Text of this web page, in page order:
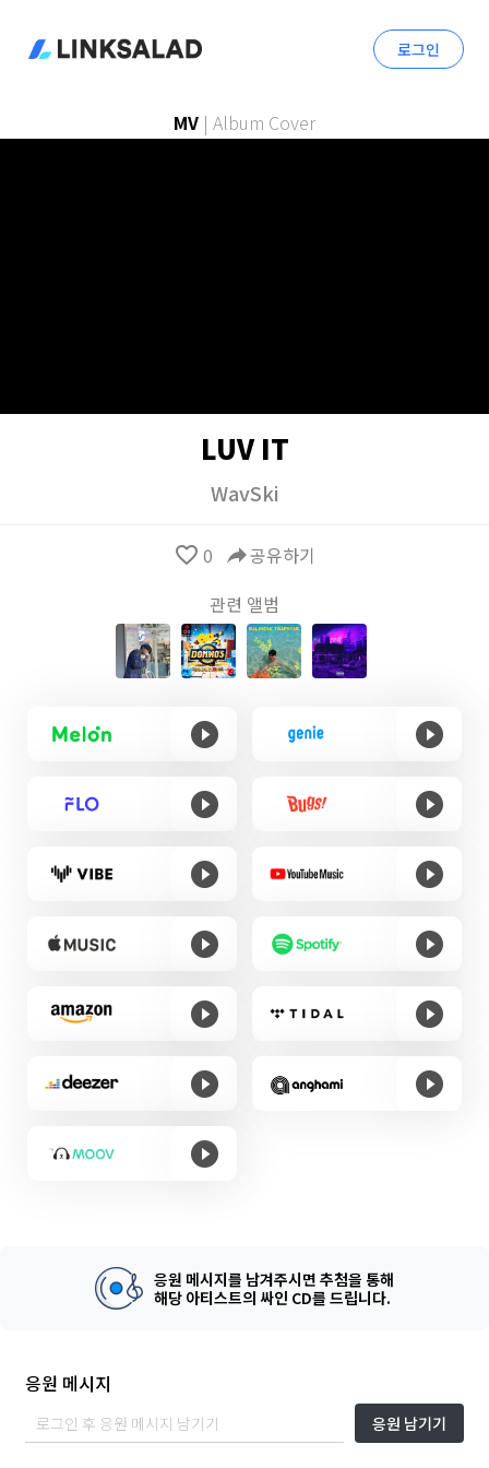
로그인
MV | Album Cover
LUV IT
WavSki
favorite_border 0 reply공유하기
관련 앨범
응원 메시지를 남겨주시면 추첨을 통해
해당 아티스트의 싸인 CD를 드립니다.
응원 메시지
응원 남기기